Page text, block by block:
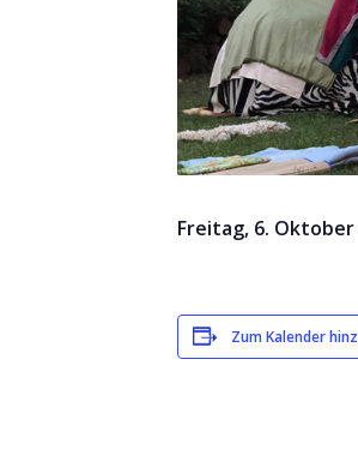
Freitag, 6. Oktober
Zum Kalender